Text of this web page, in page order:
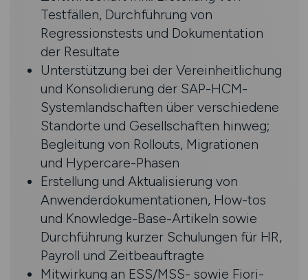
Testfällen, Durchführung von
Regressionstests und Dokumentation
der Resultate
Unterstützung bei der Vereinheitlichung
und Konsolidierung der SAP-HCM-
Systemlandschaften über verschiedene
Standorte und Gesellschaften hinweg;
Begleitung von Rollouts, Migrationen
und Hypercare-Phasen
Erstellung und Aktualisierung von
Anwenderdokumentationen, How-tos
und Knowledge-Base-Artikeln sowie
Durchführung kurzer Schulungen für HR,
Payroll und Zeitbeauftragte
Mitwirkung an ESS/MSS- sowie Fiori-